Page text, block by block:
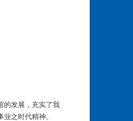
的发展，充实了我
之时代精神。